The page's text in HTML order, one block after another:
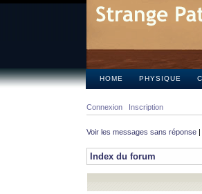
HOME PHYSIQUE
Connexion Inscription
Voir les messages sans réponse |
Index du forum